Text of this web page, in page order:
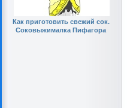
Как приготовить свежий сок.
Соковыжималка Пифагора